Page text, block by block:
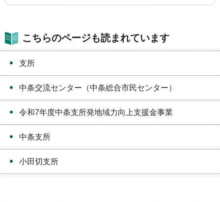
こちらのページも読まれています
支所
中条交流センター（中条総合市民センター）
令和7年度中条支所発地域力向上支援金事業
中条支所
小田切支所